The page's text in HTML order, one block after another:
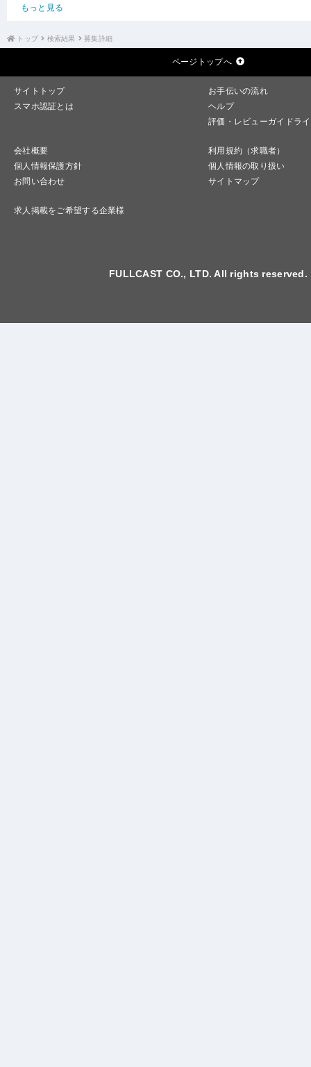
もっと見る
トップ 検索結果 募集詳細
ページトップへ
サイトトップ
お手伝いの流れ
スマホ認証とは
ヘルプ
評価・レビューガイドラ
会社概要
利用規約（求職者）
個人情報保護方針
個人情報の取り扱い
お問い合わせ
サイトマップ
求人掲載をご希望する企業様
FULLCAST CO., LTD. All rights reserved.